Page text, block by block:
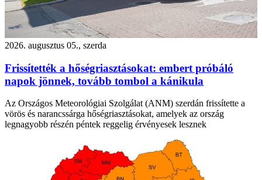
2026. augusztus 05., szerda
Frissítették a hőségriasztásokat: embert próbáló
napok jönnek, tovább tombol a kánikula
Az Országos Meteorológiai Szolgálat (ANM) szerdán frissítette a
vörös és narancssárga hőségriasztásokat, amelyek az ország
legnagyobb részén péntek reggelig érvényesek lesznek